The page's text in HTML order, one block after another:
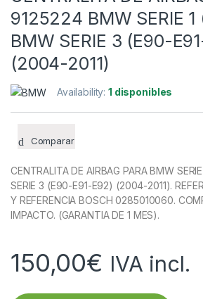
9125224 BMW SERIE 1
BMW SERIE 3 (E90-
(2004-2011)
Availability:1 disponibles
Comparar
CENTRALITA DE AIRBAG PARA BMW
SERIE 3 (E90-E91-E92) (2004-2011).
Y REFERENCIA BOSCH 0285010060.
IMPACTO. (GARANTIA DE 1 MES).
150,00€ IVA incl.